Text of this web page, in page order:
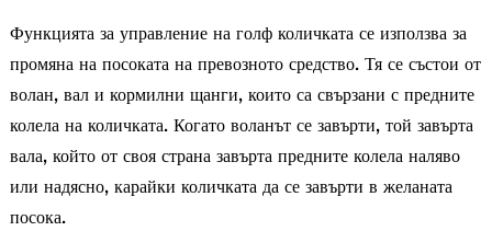
Функцията за управление на голф количката се използва за
промяна на посоката на превозното средство. Тя се състои от
волан, вал и кормилни щанги, които са свързани с предните
колела на количката. Когато воланът се завърти, той завърта
вала, който от своя страна завърта предните колела наляво
или надясно, карайки количката да се завърти в желаната
посока.